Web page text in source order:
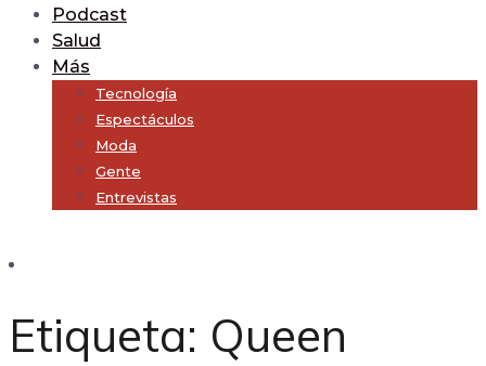
Podcast
Salud
Más
Tecnología
Espectáculos
Moda
Gente
Entrevistas
Etiqueta: Queen